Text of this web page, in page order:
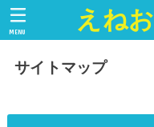
えね
MENU
サイトマップ